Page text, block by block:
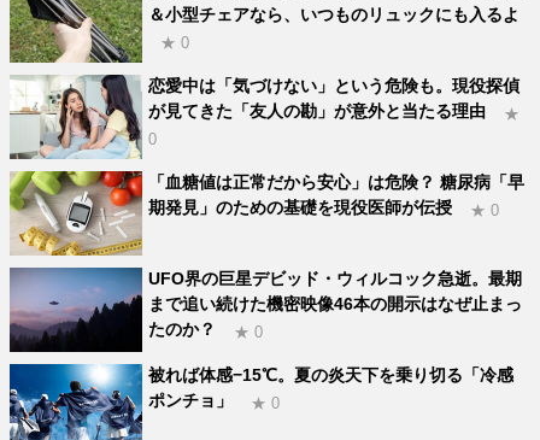
＆小型チェアなら、いつものリュックにも入るよ
★ 0
恋愛中は「気づけない」という危険も。現役探偵
が見てきた「友人の勘」が意外と当たる理由
★
0
「血糖値は正常だから安心」は危険？ 糖尿病「早
期発見」のための基礎を現役医師が伝授
★ 0
UFO界の巨星デビッド・ウィルコック急逝。最期
まで追い続けた機密映像46本の開示はなぜ止まっ
たのか？
★ 0
被れば体感−15℃。夏の炎天下を乗り切る「冷感
ポンチョ」
★ 0